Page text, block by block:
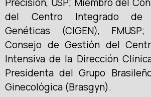
del Centro Integrado de
Genéticas (CIGEN),
Consejo de Gestión del
Intensiva de la Dirección
Presidenta del Grupo
Ginecológica (Brasgyn).